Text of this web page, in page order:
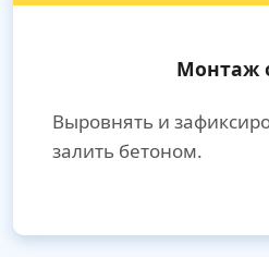
Монтаж
Выровнять и
залить бетоном.